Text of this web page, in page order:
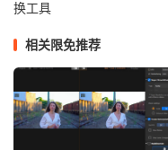
换工具
相关限免推荐